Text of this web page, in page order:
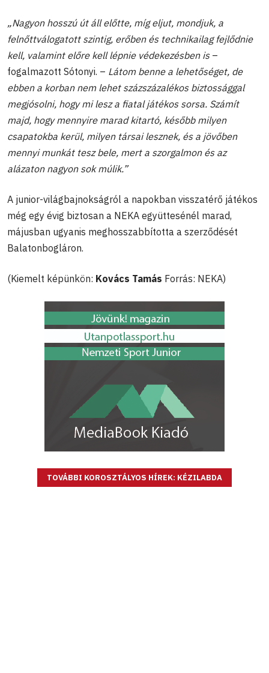
„Nagyon hosszú út áll előtte, míg eljut, mondjuk, a
felnőttválogatott szintig, erőben és technikailag fejlődnie
kell, valamint előre kell lépnie védekezésben is–
fogalmazott Sótonyi. – Látom benne a lehetőséget, de
ebben a korban nem lehet százszázalékos biztossággal
megjósolni, hogy mi lesz a fiatal játékos sorsa. Számít
majd, hogy mennyire marad kitartó, később milyen
csapatokba kerül, milyen társai lesznek, és a jövőben
mennyi munkát tesz bele, mert a szorgalmon és az
alázaton nagyon sok múlik.”
A junior-világbajnokságról a napokban visszatérő játékos
még egy évig biztosan a NEKA együttesénél marad,
májusban ugyanis meghosszabbította a szerződését
Balatonbogláron.
(Kiemelt képünkön: Kovács Tamás Forrás: NEKA)
TOVÁBBI KOROSZTÁLYOS HÍREK: KÉZILABDA